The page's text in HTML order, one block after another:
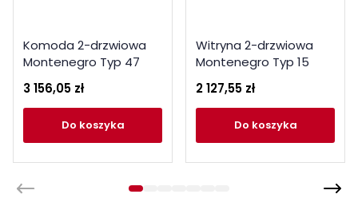
Komoda 2-drzwiowa
Montenegro Typ 47
Kolekcja Montenegro
3 156,05 zł
do koszyka
Witryna 2-drzwiowa
Montenegro Typ 15
Kolekcja Montenegro
2 127,55 zł
do koszyka